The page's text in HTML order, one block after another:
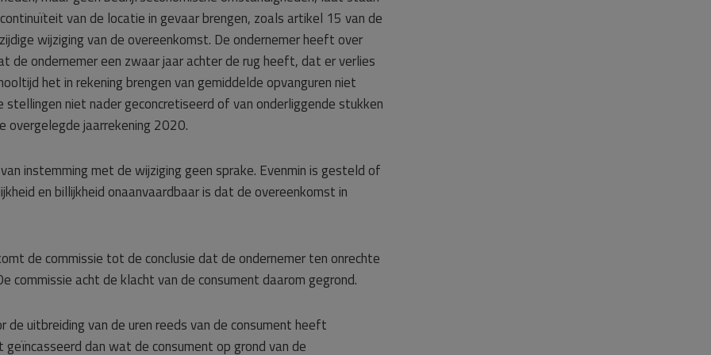
van de locatie in gevaar brengen, zoals artikel 15 van de
wijziging van de overeenkomst. De ondernemer heeft over
ondernemer een zwaar jaar achter de rug heeft, dat er verlies
het in rekening brengen van gemiddelde opvanguren niet
niet nader geconcretiseerd of van onderliggende stukken
overgelegde jaarrekening 2020.
instemming met de wijziging geen sprake. Evenmin is gesteld of
en billijkheid onaanvaardbaar is dat de overeenkomst in
de commissie tot de conclusie dat de ondernemer ten onrechte
commissie acht de klacht van de consument daarom gegrond.
de uitbreiding van de uren reeds van de consument heeft
dan wat de consument op grond van de